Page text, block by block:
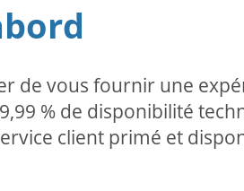
de vous fournir une
% de disponibilité
client primé et